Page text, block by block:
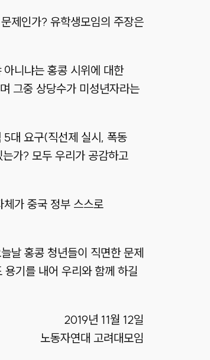
제인가? 유학생모임의 주장은
니냐는 홍콩 시위에 대한
그중 상당수가 미성년자라는
5대 요구(직선제 실시, 폭동
가? 모두 우리가 공감하고
가 중국 정부 스스로
날 홍콩 청년들이 직면한 문제
기를 내어 우리와 함께 하길
2019년 11월 12일
노동자연대 고려대모임